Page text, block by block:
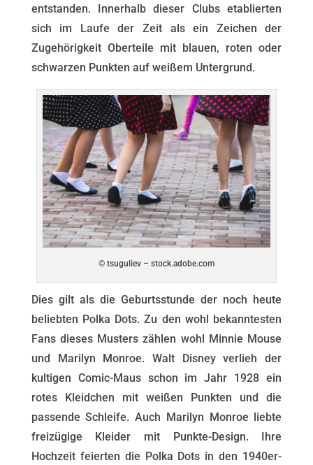
entstanden. Innerhalb dieser Clubs etablierten
sich im Laufe der Zeit als ein Zeichen der
Zugehörigkeit Oberteile mit blauen, roten oder
schwarzen Punkten auf weißem Untergrund.
© tsuguliev – stock.adobe.com
Dies gilt als die Geburtsstunde der noch heute
beliebten Polka Dots. Zu den wohl bekanntesten
Fans dieses Musters zählen wohl Minnie Mouse
und Marilyn Monroe. Walt Disney verlieh der
kultigen Comic-Maus schon im Jahr 1928 ein
rotes Kleidchen mit weißen Punkten und die
passende Schleife. Auch Marilyn Monroe liebte
freizügige Kleider mit Punkte-Design. Ihre
Hochzeit feierten die Polka Dots in den 1940er-